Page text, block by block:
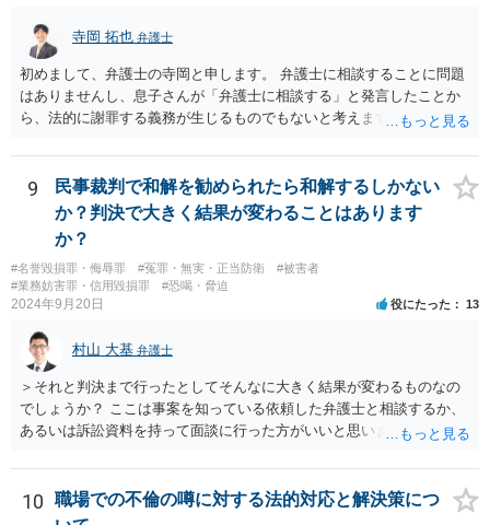
寺岡 拓也 弁護士
初めまして、弁護士の寺岡と申します。 弁護士に相談することに問題
はありませんし、息子さんが「弁護士に相談する」と発言したことか
ら、法的に謝罪する義務が生じるものでもないと考えます。 経緯から
す。 子どもの専門相談窓口もありますし、一度相談だけでもしてはい
かがでしょうか。
9
民事裁判で和解を勧められたら和解するしかない
か？判決で大きく結果が変わることはあります
か？
#名誉毀損罪・侮辱罪 #冤罪・無実・正当防衛
#被害者
#業務妨害罪・信用毀損罪
#恐喝・脅迫
2024年9月20日 役にたった 13
村山 大基 弁護士
＞それと判決まで行ったとしてそんなに大きく結果が変わるものなの
でしょうか？ ここは事案を知っている依頼した弁護士と相談するか、
あるいは訴訟資料を持って面談に行った方がいいと思います。 和解
す）に基づいて 提案されるもので、応じない場合提示案より上がった
り下がったりはありえます。 例えば、原告としては判決だともっと下
がるかもしれないから応じておくか、とか 被告としては判決でもっと
10
職場での不倫の噂に対する法的対応と解決策につ